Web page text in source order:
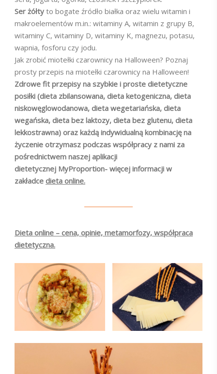
Ser żółty to bogate źródło białka oraz wielu witamin i
makroelementów m.in.: witaminy A, witamin z grupy B,
witaminy C, witaminy D, witaminy K, magnezu, potasu,
wapnia, fosforu czy jodu.
Jak zrobić miotełki czarownicy na Halloween? Poznaj
prosty przepis na miotełki czarownicy na Halloween!
Zdrowe fit przepisy na szybkie i proste dietetyczne
posiłki (dieta zbilansowana, dieta ketogeniczna, dieta
niskowęglowodanowa, dieta wegetariańska, dieta
wegańska, dieta bez laktozy, dieta bez glutenu, dieta
lekkostrawna) oraz każdą indywidualną kombinację na
życzenie otrzymasz podczas współpracy z nami za
pośrednictwem naszej aplikacji
dietetycznej MyProportion- więcej informacji w
zakładce dieta online.
Dieta online – cena, opinie, metamorfozy, współpraca
dietetyczna.